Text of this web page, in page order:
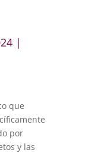
|
que
por
y las